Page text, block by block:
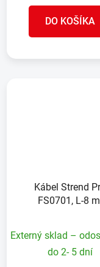
DO KOŠÍKA
Kábel Strend
FS0701, L-8
Externý sklad –
do 2- 5 dní